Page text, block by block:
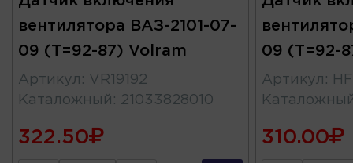
вентилятора ВАЗ-2101-07-
09 (Т=92-87) Volram
Артикул : VR19192
Каталожный : 21033828010
322.50
09 (Т=92-
Артикул :
310.00